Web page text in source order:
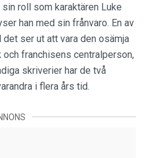
roll som karaktären Luke
han med sin frånvaro. En av
ser ut att vara den osämja
och franchisens centralperson,
skriverier har de två
i flera års tid.